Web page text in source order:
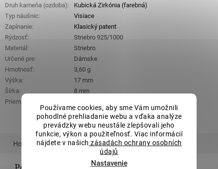
Používame cookies, aby sme Vám umožnili
pohodlné prehliadanie webu a vďaka analýze
prevádzky webu neustále zlepšovali jeho
funkcie, výkon a použiteľnosť. Viac informácií
nájdete v našich zásadách ochrany osobních
údajů
Nastavenie
Druh kameňa (ozdoba):
Kubická Zirkónia (farebná)
Typ náušnic:
Visiace
Zapínanie:
Klasický patent
Rýdzosť:
Striebro 925/1000
Materiál :
Striebro
Určené pre:
Dámske
Hmotnosť:
3,60 g
Výška:
17 mm
Šírka:
8 mm
Priemer vzoru
Hodnotenie